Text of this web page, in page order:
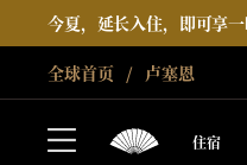
今夏，延长入住，即可享一
全球首页 卢塞恩
住宿